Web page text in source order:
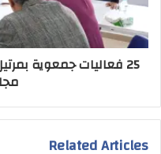
25 فعاليات جمعوية
Related Articles